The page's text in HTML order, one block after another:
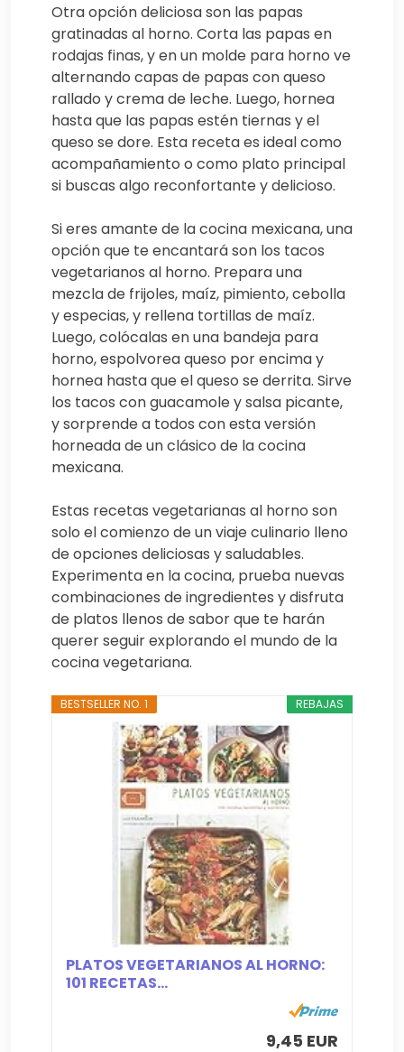
Otra opción deliciosa son las papas
gratinadas al horno. Corta las papas en
rodajas finas, y en un molde para horno ve
alternando capas de papas con queso
rallado y crema de leche. Luego, hornea
hasta que las papas estén tiernas y el
queso se dore. Esta receta es ideal como
acompañamiento o como plato principal
si buscas algo reconfortante y delicioso.
Si eres amante de la cocina mexicana, una
opción que te encantará son los tacos
vegetarianos al horno. Prepara una
mezcla de frijoles, maíz, pimiento, cebolla
y especias, y rellena tortillas de maíz.
Luego, colócalas en una bandeja para
horno, espolvorea queso por encima y
hornea hasta que el queso se derrita. Sirve
los tacos con guacamole y salsa picante,
y sorprende a todos con esta versión
horneada de un clásico de la cocina
mexicana.
Estas recetas vegetarianas al horno son
solo el comienzo de un viaje culinario lleno
de opciones deliciosas y saludables.
Experimenta en la cocina, prueba nuevas
combinaciones de ingredientes y disfruta
de platos llenos de sabor que te harán
querer seguir explorando el mundo de la
cocina vegetariana.
REBAJAS
BESTSELLER NO. 1
PLATOS VEGETARIANOS AL HORNO:
101 RECETAS...
9,45 EUR